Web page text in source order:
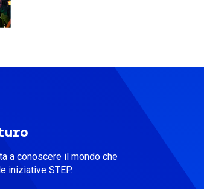
a conoscere il mondo che
iniziative STEP.